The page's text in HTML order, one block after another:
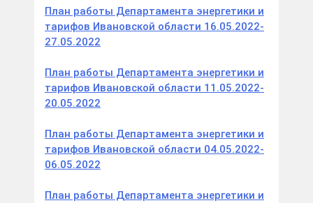
План работы Департамента энергетики и
тарифов Ивановской области 16.05.2022-
27.05.2022
План работы Департамента энергетики и
тарифов Ивановской области 11.05.2022-
20.05.2022
План работы Департамента энергетики и
тарифов Ивановской области 04.05.2022-
06.05.2022
План работы Департамента энергетики и